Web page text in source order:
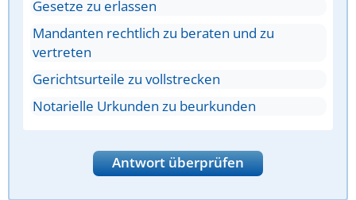
Gesetze zu erlassen
Mandanten rechtlich zu beraten und zu
vertreten
Gerichtsurteile zu vollstrecken
Notarielle Urkunden zu beurkunden
Antwort überprüfen